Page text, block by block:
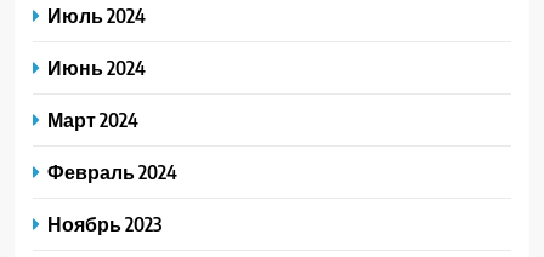
Июль 2024
Июнь 2024
Март 2024
Февраль 2024
Ноябрь 2023